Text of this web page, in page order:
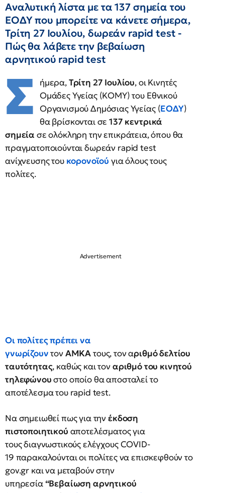
Αναλυτική λίστα με τα 137 σημεία του
ΕΟΔΥ που μπορείτε να κάνετε σήμερα,
Τρίτη 27 Ιουλίου, δωρεάν rapid test -
Πώς θα λάβετε την βεβαίωση
αρνητικού rapid test
Σ ήμερα,Τρίτη 27 Ιουλίου, οι Κινητές
Ομάδες Υγείας (ΚΟΜΥ) του Εθνικού
Οργανισμού Δημόσιας Υγείας (ΕΟΔΥ)
θα βρίσκονται σε137 κεντρικά
σημεία σε ολόκληρη την επικράτεια, όπου θα
πραγματοποιούνται δωρεάν rapid test
ανίχνευσης του κορονοϊού για όλους τους
πολίτες.
Οι πολίτες πρέπει να
γνωρίζουντονΑΜΚΑτους, τον αριθμό δελτίου
ταυτότητας, καθώς και τοναριθμό του κινητού
τηλεφώνουστο οποίο θα αποσταλεί το
αποτέλεσμα του rapid test.
Να σημειωθεί πως για τηνέκδοση
πιστοποιητικού αποτελέσματος για
τους διαγνωστικούς ελέγχους COVID-
19 παρακαλούνται οι πολίτες να επισκεφθούν το
gov.gr και να μεταβούν στην
υπηρεσία“Βεβαίωση αρνητικού